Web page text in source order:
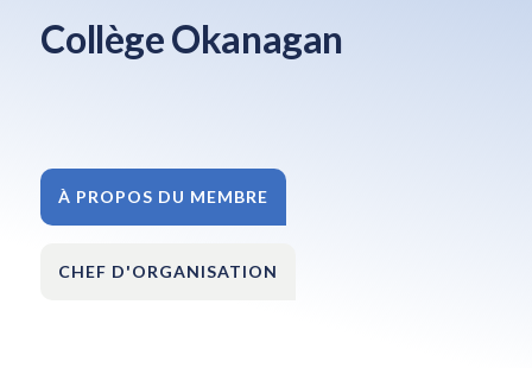
Collège Okanagan
À PROPOS DU MEMBRE
CHEF D'ORGANISATION